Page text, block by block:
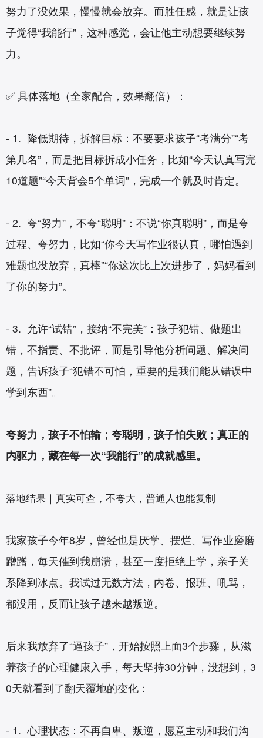
努力了没效果，慢慢就会放弃。而胜任感，就是让孩
子觉得“我能行”，这种感觉，会让他主动想要继续努
力。
✅ 具体落地（全家配合，效果翻倍）：
- 1. 降低期待，拆解目标：不要要求孩子“考满分”“考
第几名”，而是把目标拆成小任务，比如“今天认真写完
10道题”“今天背会5个单词”，完成一个就及时肯定。
- 2. 夸“努力”，不夸“聪明”：不说“你真聪明”，而是夸
过程、夸努力，比如“你今天写作业很认真，哪怕遇到
难题也没放弃，真棒”“你这次比上次进步了，妈妈看到
了你的努力”。
- 3. 允许“试错”，接纳“不完美”：孩子犯错、做题出
错，不指责、不批评，而是引导他分析问题、解决问
题，告诉孩子“犯错不可怕，重要的是我们能从错误中
学到东西”。
夸努力，孩子不怕输；夸聪明，孩子怕失败；真正的
内驱力，藏在每一次“我能行”的成就感里。
落地结果｜真实可查，不夸大，普通人也能复制
我家孩子今年8岁，曾经也是厌学、摆烂、写作业磨磨
蹭蹭，每天催到我崩溃，甚至一度拒绝上学，亲子关
系降到冰点。我试过无数方法，内卷、报班、吼骂，
都没用，反而让孩子越来越叛逆。
后来我放弃了“逼孩子”，开始按照上面3个步骤，从滋
养孩子的心理健康入手，每天坚持30分钟，没想到，3
0天就看到了翻天覆地的变化：
- 1. 心理状态：不再自卑、叛逆，愿意主动和我们沟